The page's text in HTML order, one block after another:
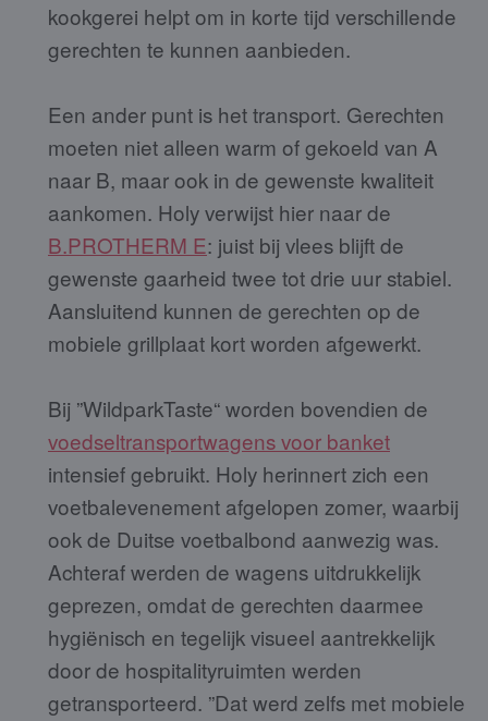
kookgerei helpt om in korte tijd verschillende
gerechten te kunnen aanbieden.
Een ander punt is het transport. Gerechten
moeten niet alleen warm of gekoeld van A
naar B, maar ook in de gewenste kwaliteit
aankomen. Holy verwijst hier naar de
B.PROTHERM E: juist bij vlees blijft de
gewenste gaarheid twee tot drie uur stabiel.
Aansluitend kunnen de gerechten op de
mobiele grillplaat kort worden afgewerkt.
Bij ”WildparkTaste“ worden bovendien de
voedseltransportwagens voor banket
intensief gebruikt. Holy herinnert zich een
voetbalevenement afgelopen zomer, waarbij
ook de Duitse voetbalbond aanwezig was.
Achteraf werden de wagens uitdrukkelijk
geprezen, omdat de gerechten daarmee
hygiënisch en tegelijk visueel aantrekkelijk
door de hospitalityruimten werden
getransporteerd. ”Dat werd zelfs met mobiele